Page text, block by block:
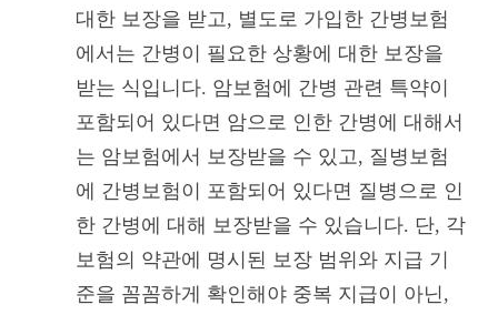
대한 보장을 받고, 별도로 가입한 간병보험
에서는 간병이 필요한 상황에 대한 보장을
받는 식입니다. 암보험에 간병 관련 특약이
포함되어 있다면 암으로 인한 간병에 대해서
는 암보험에서 보장받을 수 있고, 질병보험
에 간병보험이 포함되어 있다면 질병으로 인
한 간병에 대해 보장받을 수 있습니다. 단, 각
보험의 약관에 명시된 보장 범위와 지급 기
준을 꼼꼼하게 확인해야 중복 지급이 아닌,